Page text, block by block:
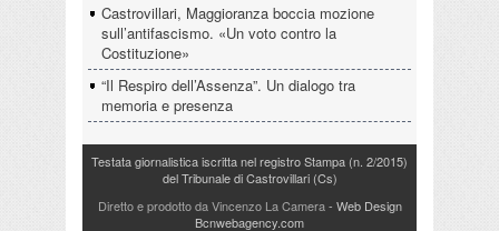
Castrovillari, Maggioranza boccia mozione
sull’antifascismo. «Un voto contro la
Costituzione»
“Il Respiro dell’Assenza”. Un dialogo tra
memoria e presenza
Testata giornalistica iscritta nel registro Stampa (n. 2/2015)
del Tribunale di Castrovillari (Cs)
Diretto e prodotto da Vincenzo La Camera- Web Design
Bcnwebagency.com